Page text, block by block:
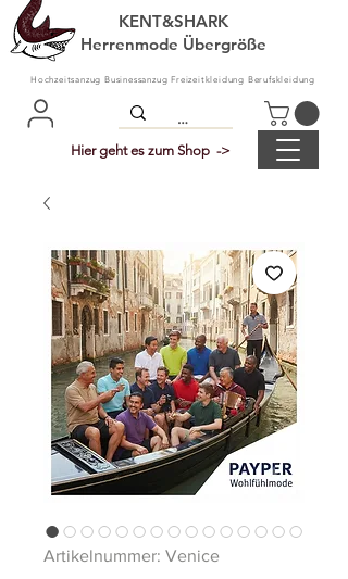
KENT&SHARK
Herrenmode Übergröße
Hochzeitsanzug Businessanzug Freizeitkleidung Berufskleidung
Hier geht es zum Shop ->
Artikelnummer: Venice